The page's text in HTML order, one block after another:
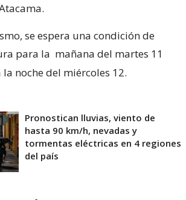
se espera una condición de
para la mañana del martes 11
noche del miércoles 12.
Pronostican lluvias, viento de
hasta 90 km/h, nevadas y
tormentas eléctricas en 4 regiones
del país